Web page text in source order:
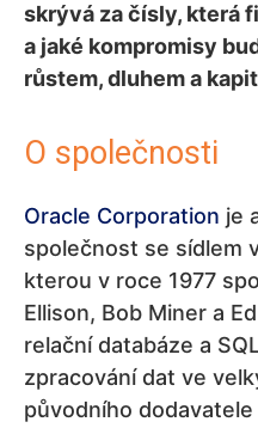
skrývá za čísly, která
a jaké kompromisy
růstem, dluhem a
O společnosti
Oracle Corporation je
společnost se sídlem
kterou v roce 1977
Ellison, Bob Miner a
relační databáze a
zpracování dat ve
původního